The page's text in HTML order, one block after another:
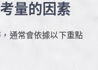
量的因素
通常會依據以下重點